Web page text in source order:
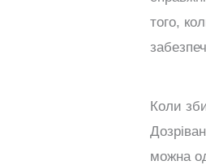
того,
Коли
можна